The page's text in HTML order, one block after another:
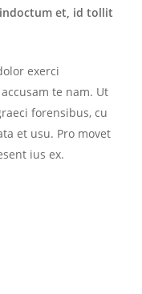
et, id tollit
exerci
te nam. Ut
forensibus, cu
et usu. Pro movet
ius ex.